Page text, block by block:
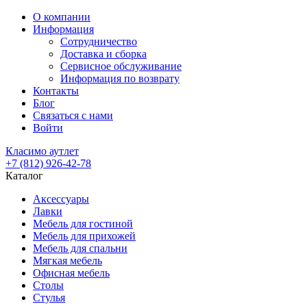
О компании
Информация
Сотрудничество
Доставка и сборка
Сервисное обслуживание
Информация по возврату
Контакты
Блог
Связаться с нами
Войти
Класимо аутлет
+7 (812) 926-42-78
Каталог
Аксессуары
Лавки
Мебель для гостиной
Мебель для прихожей
Мебель для спальни
Мягкая мебель
Офисная мебель
Столы
Стулья